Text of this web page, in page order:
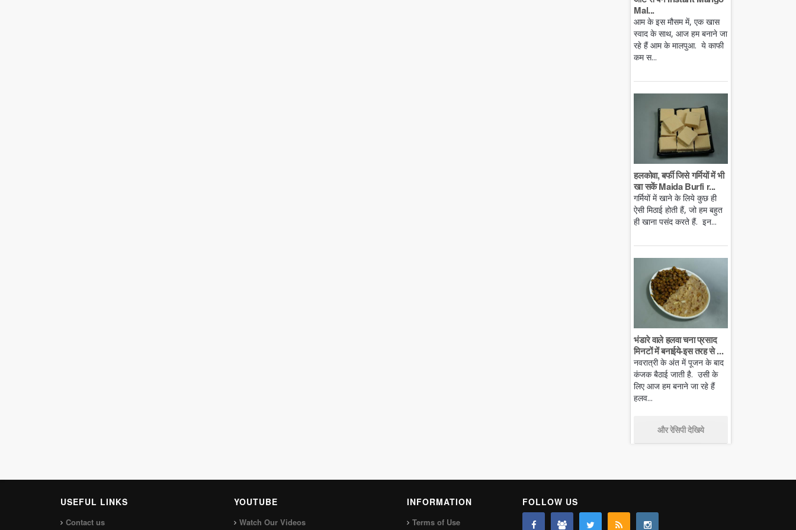
Mal...
आम के इस मौसम में, एक खास
स्वाद के साथ, आज हम बनाने जा
रहे हैं आम के मालपुआ. ये काफी
कम स...
हलकोवा, बर्फी जिसे गर्मियों में भी
खा सकें Maida Burfi r...
गर्मियों में खाने के लिये कुछ ही
ऐसी मिठाई होती हैं, जो हम बहुत
ही खाना पसंद करते हैं. इन...
भंडारे वाले हलवा चना प्रसाद
मिनटों में बनाईये-इस तरह से ...
नवरात्री के अंत में पूजन के बाद
कंजक बैठाई जाती है. उसी के
लिए आज हम बनाने जा रहे हैं
हलव...
और रेसिपी देखिये
USEFUL LINKS
Contact us
YOUTUBE
Watch Our Videos
INFORMATION
Terms of Use
FOLLOW US